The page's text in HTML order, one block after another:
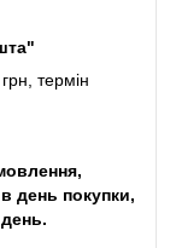
термін
день покупки,